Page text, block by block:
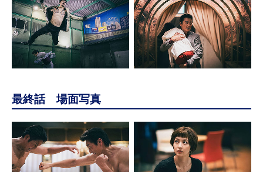
最終話 場面写真